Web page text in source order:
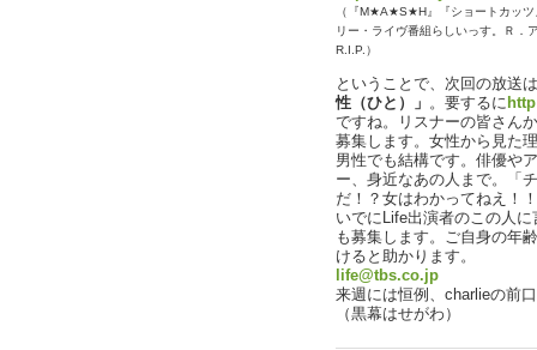
（『M★A★S★H』『ショートカッ
リー・ライヴ番組らしいっす。Ｒ．
R.I.P.）
ということで、次回の放送
性（ひと）」 。要するに
ですね。リスナーの皆さん
募集します。女性から見た
男性でも結構です。俳優や
ー、身近なあの人まで。「
だ！？女はわかってねえ！
いでにLife出演者のこの人
も募集します。ご自身の年
けると助かります。
life@tbs.co.jp
来週には恒例、charlieの前
（黒幕はせがわ）